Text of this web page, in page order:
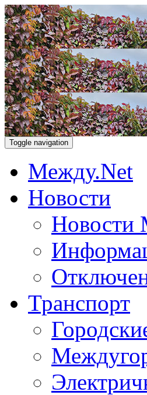
Toggle navigation
Между.Net
Новости
Новости
Транспорт